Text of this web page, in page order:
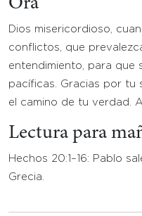
Ora
Dios misericordioso,
conflictos, que
entendimiento, para que
pacíficas. Gracias por tu
el camino de tu verdad.
Lectura para
Hechos 20:1–16: Pablo
Grecia.